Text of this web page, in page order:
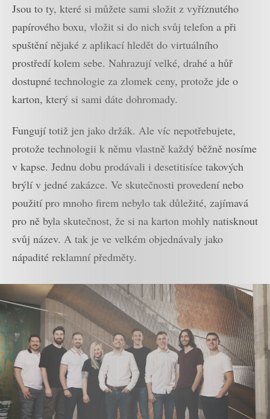
Jsou to ty, které si můžete sami složit z vyříznutého
papírového boxu, vložit si do nich svůj telefon a při
spuštění nějaké z aplikací hledět do virtuálního
prostředí kolem sebe. Nahrazují velké, drahé a hůř
dostupné technologie za zlomek ceny, protože jde o
karton, který si sami dáte dohromady.
Fungují totiž jen jako držák. Ale víc nepotřebujete,
protože technologii k němu vlastně každý běžně nosíme
v kapse. Jednu dobu prodávali i desetitisíce takových
brýlí v jedné zakázce. Ve skutečnosti provedení nebo
použití pro mnoho firem nebylo tak důležité, zajímavá
pro ně byla skutečnost, že si na karton mohly natisknout
svůj název. A tak je ve velkém objednávaly jako
nápadité reklamní předměty.